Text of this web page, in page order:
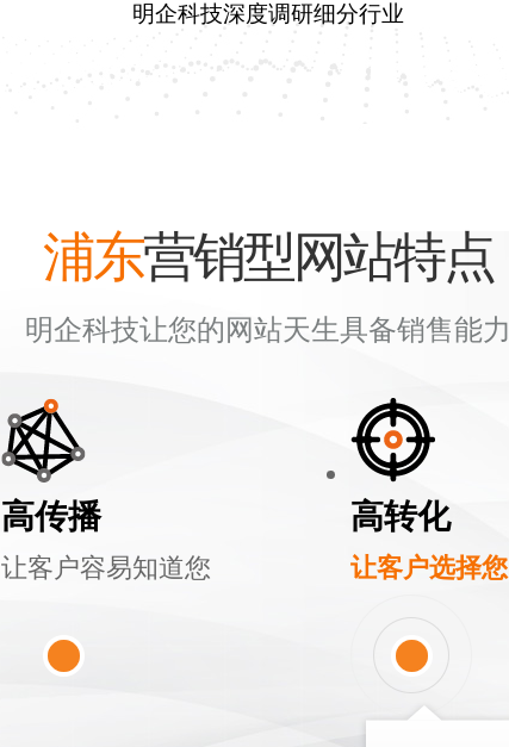
明企科技深度调研细分行业
浦东营销型网站特点
明企科技让您的网站天生具备销售能力
高传播
让客户容易知道您
高转化
让客户选择您